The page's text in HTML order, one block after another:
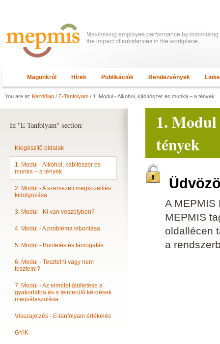
Magunkról Hírek Publikációk Rendezvények
You are at: Kezdőlap / E-Tanfolyam / 1. Modul - Alkohol, kábítószer és munka – a tények
1.
tények
A MEPMIS
MEPMIS
oldallécen
a
In "E-Tanfolyam" section:
Kiegészítő oldalak
1. Modul - Alkohol, kábítószer és
munka – a tények
2. Modul - A szervezeti megközelítés
kidolgozása
3. Modul - Ki van veszélyben?
4. Modul - A probléma kibontása
5. Modul - Büntetés és támogatás
6. Modul - Tesztelni vagy nem
tesztelni?
7. Modul - Az elmélet átültetése a
gyakorlatba és a felmerülő kérdések
megválaszolása
Visszajelzés - E-tanfolyam értékelés
GYIK